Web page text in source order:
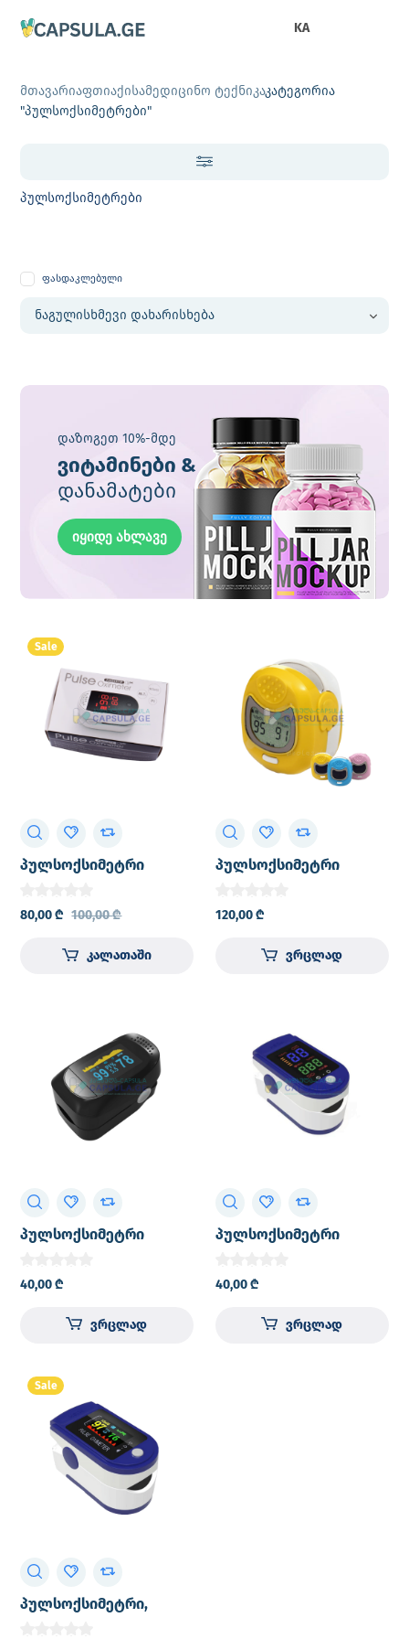
KA
მთავარიაფთიაქისამედიცინო ტექნიკაკატეგორია
"პულსოქსიმეტრები"
პულსოქსიმეტრები
ფასდაკლებული
დაზოგეთ 10%-მდე
ვიტამინები &
დანამატები
იყიდე ახლავე
Sale
პულსოქსიმეტრი
პულსოქსიმეტრი
PULSEMED ‘C101B1’
80,00₾ 100,00₾
კალათაში
პულსოქსიმეტრი
CMS50QA საბავშვო
პულსოქსიმეტრი
120,00₾
ვრცლად
პულსოქსიმეტრი
დისპლეი Spo2
ოქსიმეტრი ციფრული
თითის პულს
ოქსიმეტრი
40,00₾
ვრცლად
პულსოქსიმეტრი
ოქსიმეტრი ციფრული
თითის პულს
ოქსიმეტრი
40,00₾
ვრცლად
Sale
პულსოქსიმეტრი,